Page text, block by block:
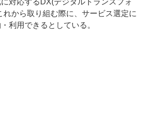
れから取り組む際に、サービス選定に
利用できるとしている。